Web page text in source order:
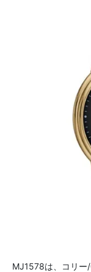
MJ1578は、コリー